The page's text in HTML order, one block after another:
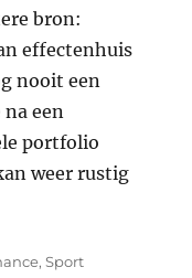
bron:
effectenhuis
nooit een
een
portfolio
weer rustig
,Sport